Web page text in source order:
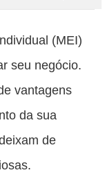
esta
publicação
(MEI)
seu negócio.
vantagens
da sua
de